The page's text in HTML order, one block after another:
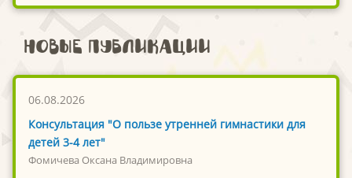
Новые публикации
06.08.2026
Консультация "О пользе утренней гимнастики для
детей 3-4 лет"
Фомичева Оксана Владимировна